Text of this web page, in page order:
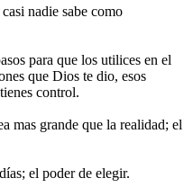
nadie sabe como
para que los utilices en el
que Dios te dio, esos
control.
mas grande que la realidad; el
el poder de elegir.